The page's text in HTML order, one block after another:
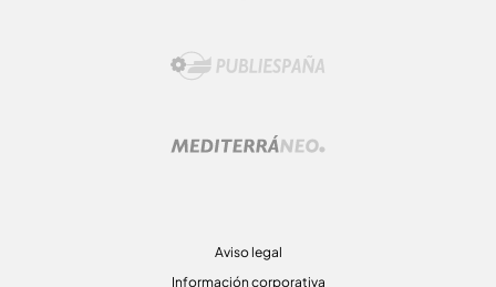
Aviso legal
Información corporativa